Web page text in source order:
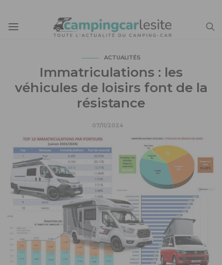
ACTUALITÉS
Immatriculations : les
véhicules de loisirs font de la
résistance
07/11/2024